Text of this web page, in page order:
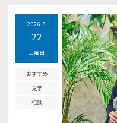
2026.8
22
土曜日
おすすめ
見学
相談